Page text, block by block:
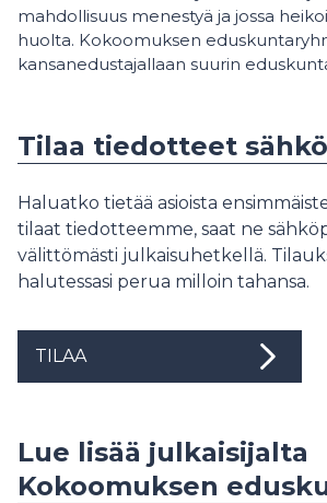
mahdollisuus menestyä ja jossa
huolta. Kokoomuksen
kansanedustajallaan suurin
Tilaa tiedotteet
Haluatko tietää asioista
tilaat tiedotteemme, saat ne
välittömästi julkaisuhetkellä.
halutessasi perua milloin tahansa.
TILAA
Lue lisää julkaisijalta
Kokoomuksen